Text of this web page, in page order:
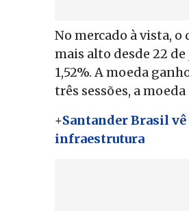
No mercado à vista, o
mais alto desde 22
1,52%. A moeda
três sessões, a
+Santander Brasil
infraestrutura